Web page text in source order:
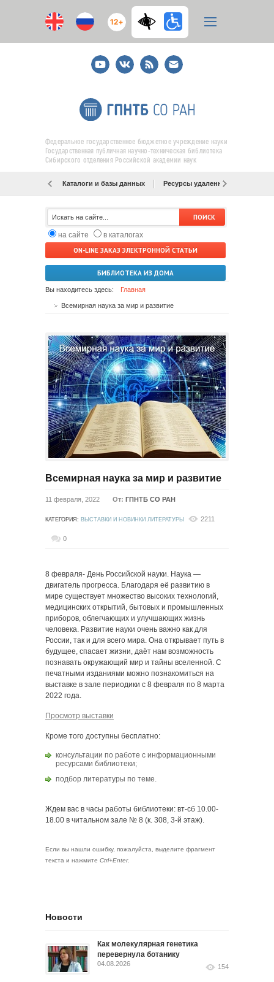
12+
YoutubeВКонтакте
RSS
E-
mail
подписка
Федеральное государственное бюджетное учреждение науки
Государственная публичная научно-техническая библиотека
Сибирского отделения Российской академии наук
Каталоги и базы данных Ресурсы удаленного доступа
на сайте
в каталогах
ON-LINE ЗАКАЗ ЭЛЕКТРОННОЙ СТАТЬИ
БИБЛИОТЕКА ИЗ ДОМА
Вы находитесь здесь: Главная
Всемирная наука за мир и развитие
Всемирная наука за мир и развитие
11 февраля, 2022 От: ГПНТБ СО РАН
КАТЕГОРИЯ: ВЫСТАВКИ И НОВИНКИ ЛИТЕРАТУРЫ 2211
0
8 февраля- День Российской науки. Наука —
двигатель прогресса. Благодаря её развитию в
мире существует множество высоких технологий,
медицинских открытий, бытовых и промышленных
приборов, облегчающих и улучшающих жизнь
человека. Развитие науки очень важно как для
России, так и для всего мира. Она открывает путь в
будущее, спасает жизни, даёт нам возможность
познавать окружающий мир и тайны вселенной. С
печатными изданиями можно познакомиться на
выставке в зале периодики с 8 февраля по 8 марта
2022 года.
Просмотр выставки
Кроме того доступны бесплатно:
консультации по работе с информационными
ресурсами библиотеки;
подбор литературы по теме.
Ждем вас в часы работы библиотеки: вт-сб 10.00-
18.00 в читальном зале № 8 (к. 308, 3-й этаж).
Если вы нашли ошибку, пожалуйста, выделите фрагмент
текста и нажмите Ctrl+Enter.
Новости
Как молекулярная генетика
перевернула ботанику
04.08.2026 154